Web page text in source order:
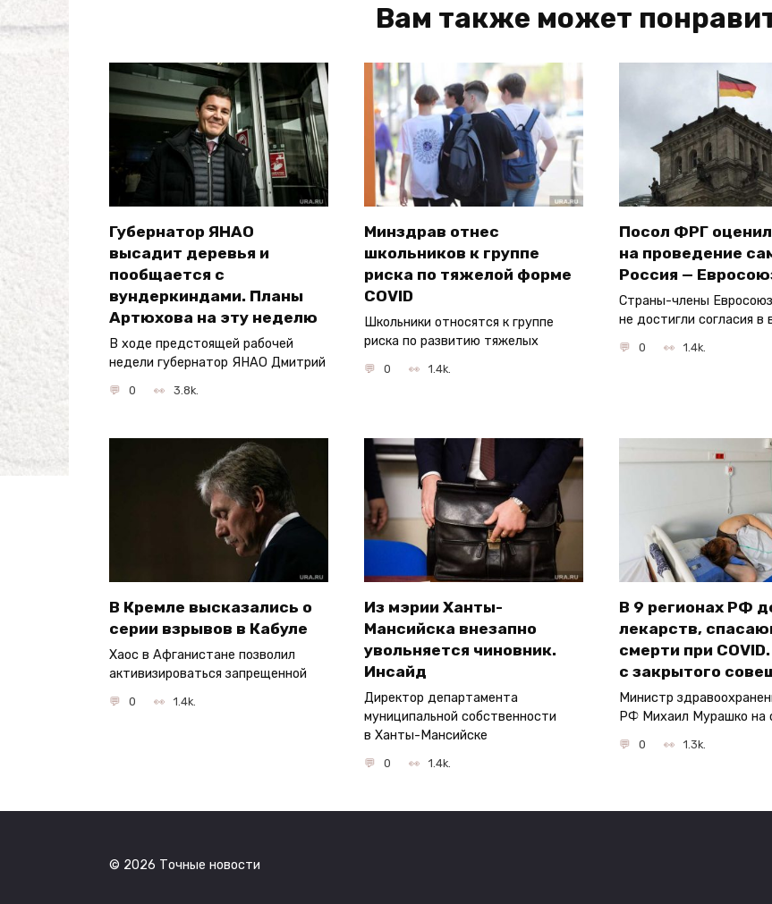
Вам также может
Губернатор ЯНАО
высадит деревья и
пообщается с
вундеркиндами. Планы
Артюхова на эту неделю
В ходе предстоящей рабочей
недели губернатор ЯНАО Дмитрий
0 3.8k.
Минздрав отнес
школьников к группе
риска по тяжелой форме
COVID
Школьники относятся к группе
риска по развитию тяжелых
0 1.4k.
Посол ФРГ
на проведение
Россия —
Страны-члены
не достигли согласия в
0 1.4k.
В Кремле высказались о
серии взрывов в Кабуле
Хаос в Афганистане позволил
активизироваться запрещенной
0 1.4k.
Из мэрии Ханты-
Мансийска внезапно
увольняется чиновник.
Инсайд
Директор департамента
муниципальной собственности
в Ханты-Мансийске
0 1.4k.
В 9 регионах РФ
лекарств,
смерти при
с закрытого
Министр
РФ Михаил Мурашко на
0 1.3k.
© 2026 Точные новости